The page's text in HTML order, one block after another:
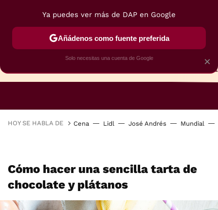
HOY SE HABLA DE Cena Lidl José Andrés Mundial
Cómo hacer una sencilla tarta de
chocolate y plátanos
×
Ya puedes ver más de DAP en Google
Añádenos como fuente preferida
Solo necesitas una cuenta de Google